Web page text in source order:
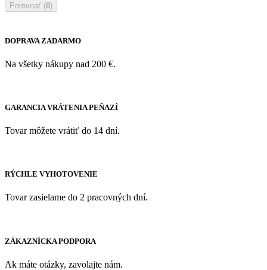
Porovnať (0)
DOPRAVA ZADARMO
Na všetky nákupy nad 200 €.
GARANCIA VRÁTENIA PEŇAZÍ
Tovar môžete vrátiť do 14 dní.
RÝCHLE VYHOTOVENIE
Tovar zasielame do 2 pracovných dní.
ZÁKAZNÍCKA PODPORA
Ak máte otázky, zavolajte nám.